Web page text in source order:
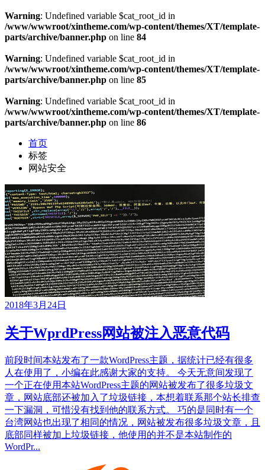
Warning: Undefined variable $cat_root_id in
/www/wwwroot/xintheme.com/wp-content/themes/XT/template-
parts/archive/banner.php on line 84
Warning: Undefined variable $cat_root_id in
/www/wwwroot/xintheme.com/wp-content/themes/XT/template-
parts/archive/banner.php on line 85
Warning: Undefined variable $cat_root_id in
/www/wwwroot/xintheme.com/wp-content/themes/XT/template-
parts/archive/banner.php on line 86
首页
标签
网站安全
2018年3月24日
关于WprdPress网站被注入恶意代码
前段时间本站发布了一款WordPress主题，据统计已经有很多
人在使用了，小编在此感谢大家的支持。 今天无意间发现了
一个正在使用本站WordPress主题的网站被发布了很多垃圾文
章，网站底部还被加入了垃圾链接，本想着联系那个站长排查
一下漏洞，可惜没有找到他的联系方式。 巧的是同时有一个
台湾网站也出现了相同的情况，网站被发布很多垃圾文章，且
底部同样被加上垃圾链接，他使用的并不是本站制作的
WordPr...